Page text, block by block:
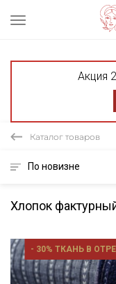
Акция
Каталог товаров
По новизне
Хлопок
- 30% ТКАНЬ В